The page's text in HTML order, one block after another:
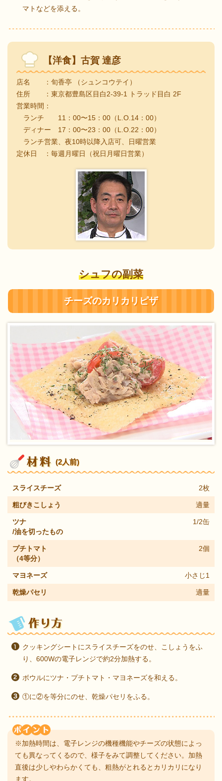
マトなどを添える。
【洋食】古賀 達彦
店名 ：旬香亭 （シュンコウテイ）
住所 ：東京都豊島区目白2-39-1 トラッド目白 2F
営業時間：
ランチ 11：00〜15：00（L.O.14：00）
ディナー 17：00〜23：00（L.O.22：00）
ランチ営業、夜10時以降入店可、日曜営業
定休日 ：毎週月曜日（祝日月曜日営業）
シュフの副菜
チーズのカリカリピザ
(2人前)
スライスチーズ 2枚
粗びきこしょう 適量
ツナ
/油を切ったもの
1/2缶
プチトマト
（4等分）
2個
マヨネーズ 小さじ1
乾燥パセリ 適量
クッキングシートにスライスチーズをのせ、こしょうをふ
り、600Wの電子レンジで約2分加熱する。
ボウルにツナ・プチトマト・マヨネーズを和える。
①に②を等分にのせ、乾燥パセリをふる。
※加熱時間は、電子レンジの機種機能やチーズの状態によっ
ても異なってくるので、様子をみて調整してください。加熱
直後は少しやわらかくても、粗熱がとれるとカリカリになり
ます。